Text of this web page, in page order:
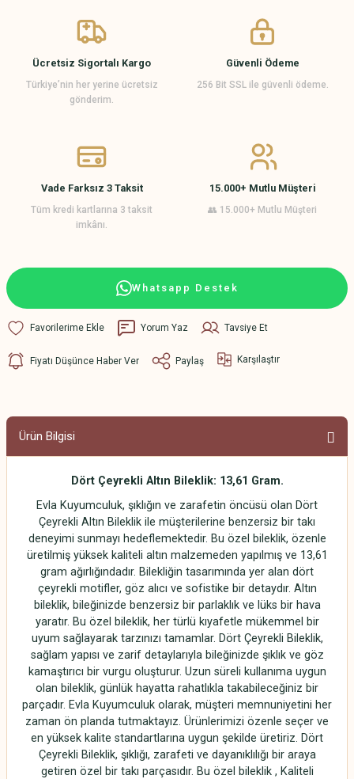
Ücretsiz Sigortalı Kargo
Türkiye’nin her yerine ücretsiz
gönderim.
Güvenli Ödeme
256 Bit SSL ile güvenli ödeme.
Vade Farksız 3 Taksit
Tüm kredi kartlarına 3 taksit
imkânı.
15.000+ Mutlu Müşteri
👥 15.000+ Mutlu Müşteri
Whatsapp Destek
Yorum Yaz Tavsiye Et
Fiyatı Düşünce Haber Ver Paylaş Karşılaştır
Ürün Bilgisi
Dört Çeyrekli Altın Bileklik: 13,61 Gram.
Evla Kuyumculuk, şıklığın ve zarafetin öncüsü olan Dört
Çeyrekli Altın Bileklik ile müşterilerine benzersiz bir takı
deneyimi sunmayı hedeflemektedir. Bu özel bileklik, özenle
üretilmiş yüksek kaliteli altın malzemeden yapılmış ve 13,61
gram ağırlığındadır. Bilekliğin tasarımında yer alan dört
çeyrekli motifler, göz alıcı ve sofistike bir detaydır. Altın
bileklik, bileğinizde benzersiz bir parlaklık ve lüks bir hava
yaratır. Bu özel bileklik, her türlü kıyafetle mükemmel bir
uyum sağlayarak tarzınızı tamamlar. Dört Çeyrekli Bileklik,
sağlam yapısı ve zarif detaylarıyla bileğinizde şıklık ve göz
kamaştırıcı bir vurgu oluşturur. Uzun süreli kullanıma uygun
olan bileklik, günlük hayatta rahatlıkla takabileceğiniz bir
parçadır. Evla Kuyumculuk olarak, müşteri memnuniyetini her
zaman ön planda tutmaktayız. Ürünlerimizi özenle seçer ve
en yüksek kalite standartlarına uygun şekilde üretiriz. Dört
Çeyrekli Bileklik, şıklığı, zarafeti ve dayanıklılığı bir araya
getiren özel bir takı parçasıdır. Bu özel bileklik , Kaliteli